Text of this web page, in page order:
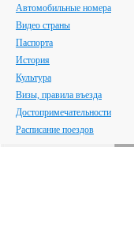
Автомобильные номера
Видео страны
Паспорта
История
Культура
Визы, правила въезда
Достопримечательности
Расписание поездов